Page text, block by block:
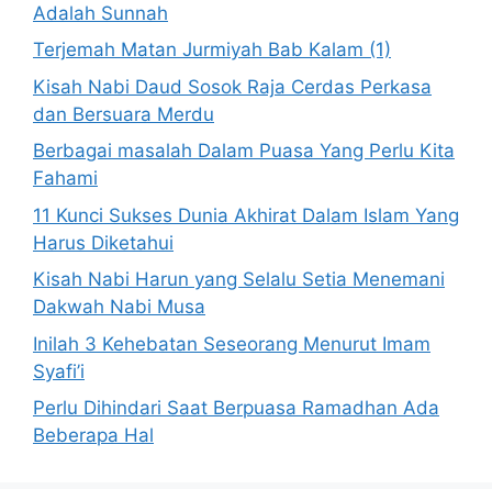
Adalah Sunnah
Terjemah Matan Jurmiyah Bab Kalam (1)
Kisah Nabi Daud Sosok Raja Cerdas Perkasa
dan Bersuara Merdu
Berbagai masalah Dalam Puasa Yang Perlu Kita
Fahami
11 Kunci Sukses Dunia Akhirat Dalam Islam Yang
Harus Diketahui
Kisah Nabi Harun yang Selalu Setia Menemani
Dakwah Nabi Musa
Inilah 3 Kehebatan Seseorang Menurut Imam
Syafi’i
Perlu Dihindari Saat Berpuasa Ramadhan Ada
Beberapa Hal